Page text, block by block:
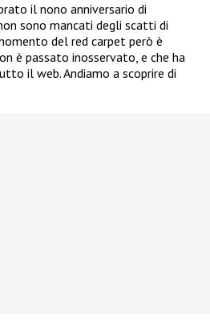
il nono anniversario di
sono mancati degli scatti di
del red carpet però è
è passato inosservato, e che ha
il web. Andiamo a scoprire di